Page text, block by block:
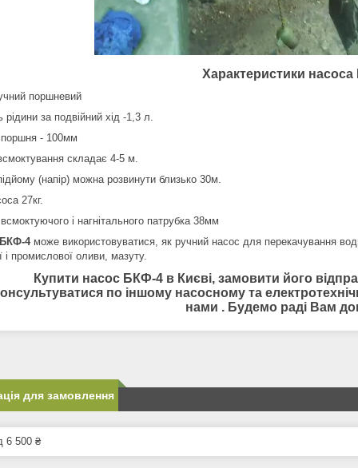
Характеристики
поршневий
рідини за подвійний хід -1,3 л.
поршня - 100мм
складає 4-5 м.
(напір) можна розвинути близько 30м.
27кг.
і нагнітального патрубка 38мм
4може використовуватися, як ручний насос для перекачування
і промислової оливи, мазуту.
Купити насос БКФ-4 в Києві, замовити його
по іншому насосному та
нами . Будемо раді Вам
для замовлення
6 500 ₴